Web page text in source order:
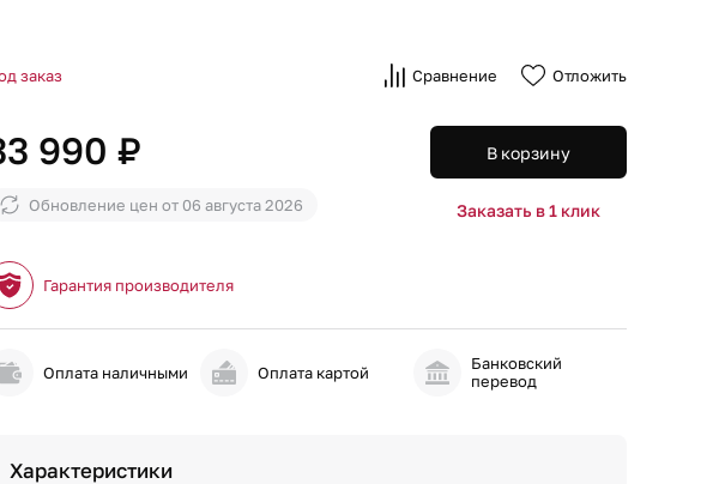
заказ Сравнение Отложить
990 ₽
Обновление цен от 06 августа 2026
В корзину
Заказать в 1 клик
Гарантия производителя
Оплата наличными Оплата картой
Банковский
перевод
Характеристики